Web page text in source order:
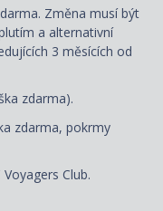
Změna musí být
a alternativní
3 měsících od
zdarma).
zdarma, pokrmy
Club.